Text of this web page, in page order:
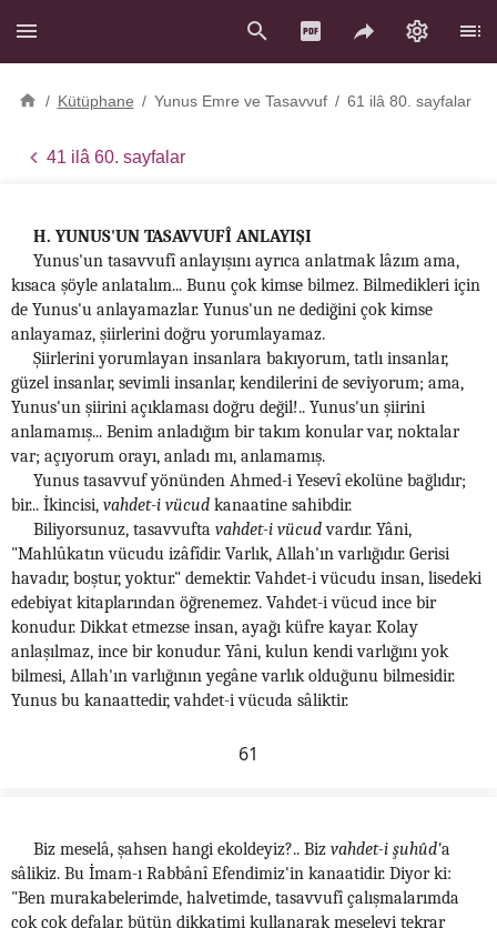
/ Kütüphane / Yunus Emre ve Tasavvuf / 61 ilâ 80. sayfalar
41 ilâ 60. sayfalar
H. YUNUS'UN TASAVVUFÎ ANLAYIŞI
Yunus'un tasavvufî anlayışını ayrıca anlatmak lâzım ama,
kısaca şöyle anlatalım... Bunu çok kimse bilmez. Bilmedikleri için
de Yunus'u anlayamazlar. Yunus'un ne dediğini çok kimse
anlayamaz, şiirlerini doğru yorumlayamaz.
Şiirlerini yorumlayan insanlara bakıyorum, tatlı insanlar,
güzel insanlar, sevimli insanlar, kendilerini de seviyorum; ama,
Yunus'un şiirini açıklaması doğru değil!.. Yunus'un şiirini
anlamamış... Benim anladığım bir takım konular var, noktalar
var; açıyorum orayı, anladı mı, anlamamış.
Yunus tasavvuf yönünden Ahmed-i Yesevî ekolüne bağlıdır;
bir... İkincisi, vahdet-i vücud kanaatine sahibdir.
Biliyorsunuz, tasavvufta vahdet-i vücudvardır. Yâni,
"Mahlûkatın vücudu izâfîdir. Varlık, Allah'ın varlığıdır. Gerisi
havadır, boştur, yoktur." demektir. Vahdet-i vücudu insan, lisedeki
edebiyat kitaplarından öğrenemez. Vahdet-i vücud ince bir
konudur. Dikkat etmezse insan, ayağı küfre kayar. Kolay
anlaşılmaz, ince bir konudur. Yâni, kulun kendi varlığını yok
bilmesi, Allah'ın varlığının yegâne varlık olduğunu bilmesidir.
Yunus bu kanaattedir, vahdet-i vücuda sâliktir.
61
Biz meselâ, şahsen hangi ekoldeyiz?.. Biz vahdet-i şuhûd'a
sâlikiz. Bu İmam-ı Rabbânî Efendimiz'in kanaatidir. Diyor ki:
"Ben murakabelerimde, halvetimde, tasavvufî çalışmalarımda
çok çok defalar, bütün dikkatimi kullanarak meseleyi tekrar